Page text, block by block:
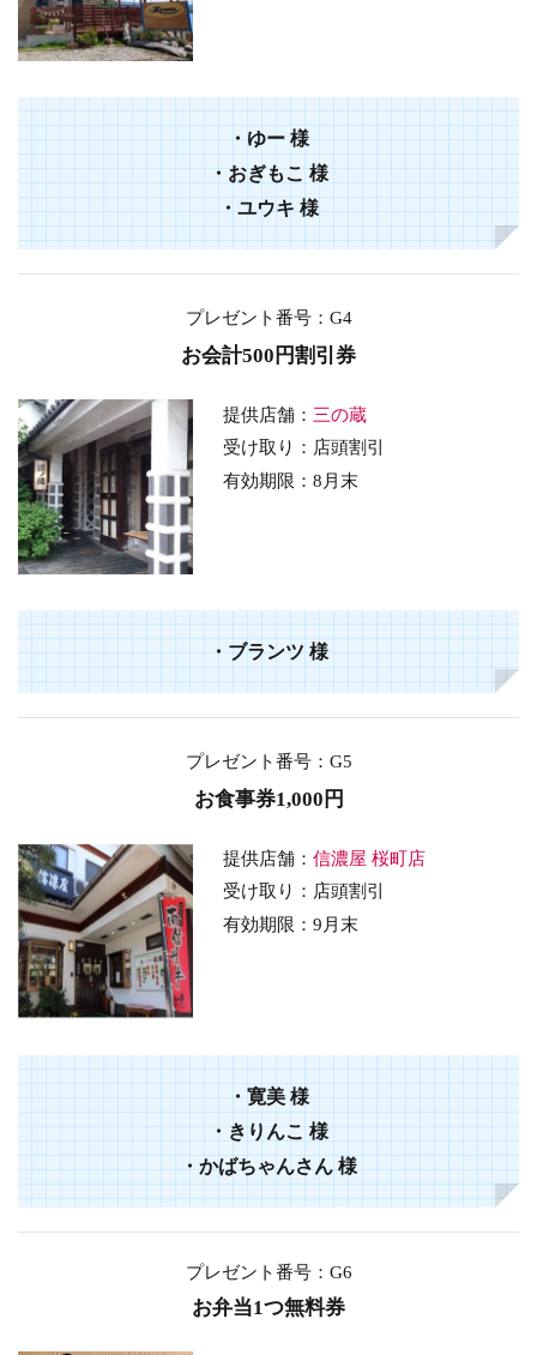
・ゆー様
・おぎもこ様
・ユウキ様
プレゼント番号：G4
お会計500円割引券
提供店舗： 三の蔵
受け取り：店頭割引
有効期限：8 月末
・ブランツ様
プレゼント番号：G5
お食事券1,000円
提供店舗：信濃屋 桜町店
受け取り：店頭割引
有効期限：9月末
・寛美様
・きりんこ様
・かばちゃんさん様
プレゼント番号：G6
お弁当1つ無料券